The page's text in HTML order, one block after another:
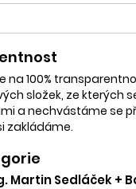
na 100%
složek, ze kterých
a nechvástáme se
zakládáme.
Martin Sedláček +